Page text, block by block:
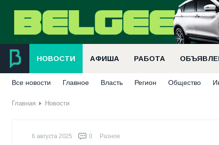
НОВОСТИ АФИША РАБОТА
Все новости Главное Власть Регион Общество
Главная Новости
6 августа 2025 0 Разное